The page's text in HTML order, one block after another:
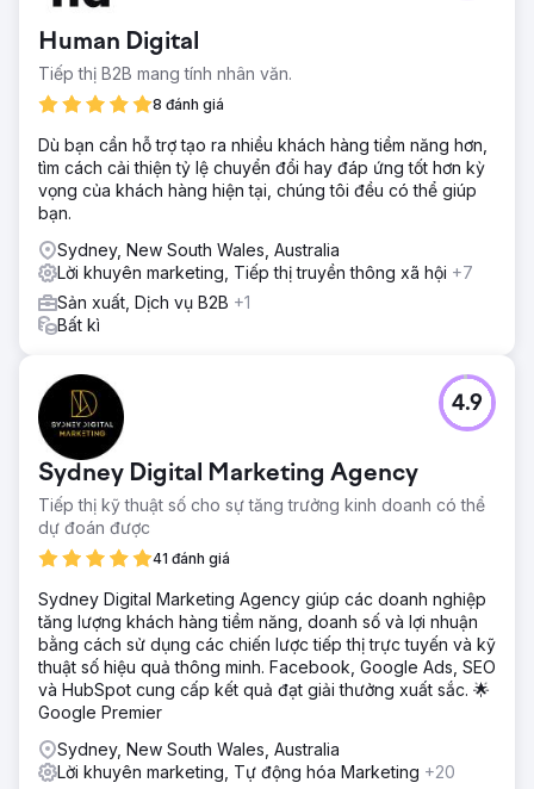
Human Digital
Tiếp thị B2B mang tính nhân văn.
8 đánh giá
Dù bạn cần hỗ trợ tạo ra nhiều khách hàng tiềm năng hơn,
tìm cách cải thiện tỷ lệ chuyển đổi hay đáp ứng tốt hơn kỳ
vọng của khách hàng hiện tại, chúng tôi đều có thể giúp
bạn.
Sydney, New South Wales, Australia
Lời khuyên marketing, Tiếp thị truyền thông xã hội +7
Sản xuất, Dịch vụ B2B +1
Bất kì
Sydney Digital Marketing Agency
Tiếp thị kỹ thuật số cho sự tăng trưởng kinh doanh có thể
dự đoán được
41 đánh giá
4.9
Sydney Digital Marketing Agency giúp các doanh nghiệp
tăng lượng khách hàng tiềm năng, doanh số và lợi nhuận
bằng cách sử dụng các chiến lược tiếp thị trực tuyến và kỹ
thuật số hiệu quả thông minh. Facebook, Google Ads, SEO
và HubSpot cung cấp kết quả đạt giải thưởng xuất sắc. 🌟
Google Premier
Sydney, New South Wales, Australia
Lời khuyên marketing, Tự động hóa Marketing +20